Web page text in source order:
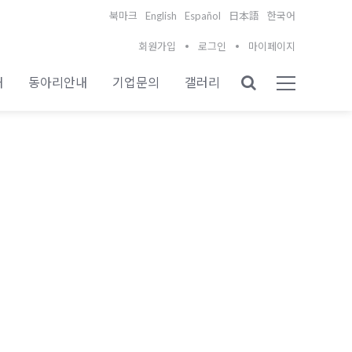
북마크 English Español 日本語 한국어
회원가입 로그인 마이페이지
동아리안내 기업문의 갤러리